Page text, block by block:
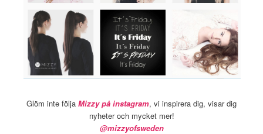
Glöm inte följa Mizzy på instagram, vi inspirera dig, visar dig
nyheter och mycket mer!
@mizzyofsweden